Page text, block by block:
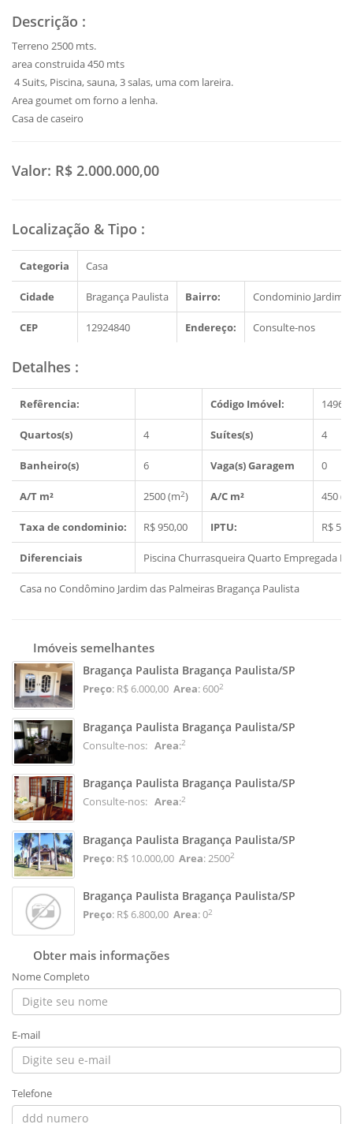
Descrição :
Terreno 2500 mts.
area construida 450 mts
4 Suits, Piscina, sauna, 3 salas, uma com lareira.
Area goumet om forno a lenha.
Casa de caseiro
Valor: R$ 2.000.000,00
Localização & Tipo :
Categoria Casa
Cidade Bragança Paulista Bairro: Condominio Jardim
CEP 12924840 Endereço: Consulte-nos
Detalhes :
Refêrencia: Código Imóvel:
Quartos(s) 4 Suítes(s) 4
Banheiro(s) 6 Vaga(s) Garagem 0
A/T m² 2500 (m2) A/C m² 450 (m
Taxa de condominio: R$ 950,00 IPTU: R$
Diferenciais PiscinaChurrasqueiraQuarto Empregada
Casa no Condômino Jardim das Palmeiras Bragança Paulista
Imóveis semelhantes
Bragança Paulista Bragança Paulista/SP
Preço: R$ 6.000,00 Area: 6002
Bragança Paulista Bragança Paulista/SP
Consulte-nos: Area:2
Bragança Paulista Bragança Paulista/SP
Consulte-nos: Area:2
Bragança Paulista Bragança Paulista/SP
Preço: R$ 10.000,00 Area: 25002
Bragança Paulista Bragança Paulista/SP
Preço: R$ 6.800,00 Area: 02
Obter mais informações
Nome Completo
E-mail
Telefone